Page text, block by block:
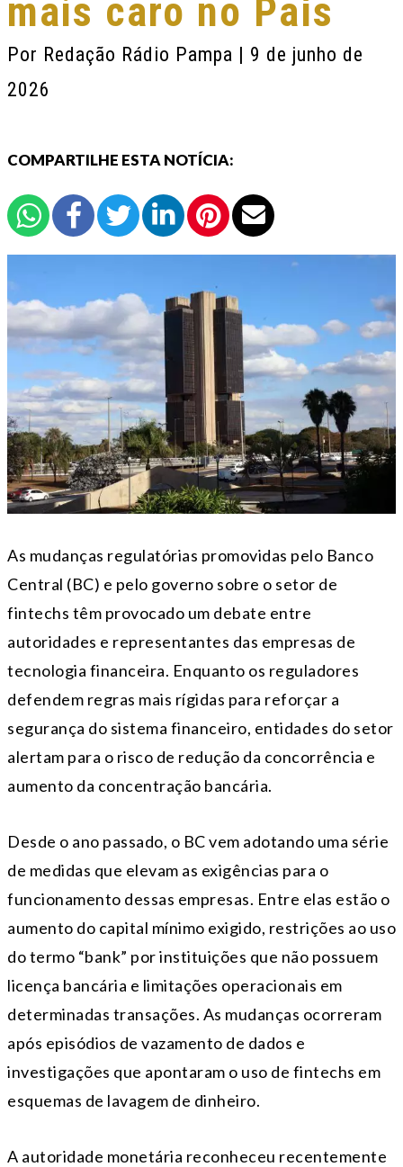
mais caro no País
Por Redação Rádio Pampa | 9 de junho de
2026
COMPARTILHE ESTA NOTÍCIA:
As mudanças regulatórias promovidas pelo Banco
Central (BC) e pelo governo sobre o setor de
fintechs têm provocado um debate entre
autoridades e representantes das empresas de
tecnologia financeira. Enquanto os reguladores
defendem regras mais rígidas para reforçar a
segurança do sistema financeiro, entidades do setor
alertam para o risco de redução da concorrência e
aumento da concentração bancária.
Desde o ano passado, o BC vem adotando uma série
de medidas que elevam as exigências para o
funcionamento dessas empresas. Entre elas estão o
aumento do capital mínimo exigido, restrições ao uso
do termo “bank” por instituições que não possuem
licença bancária e limitações operacionais em
determinadas transações. As mudanças ocorreram
após episódios de vazamento de dados e
investigações que apontaram o uso de fintechs em
esquemas de lavagem de dinheiro.
A autoridade monetária reconheceu recentemente